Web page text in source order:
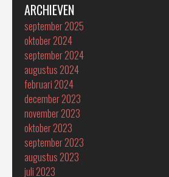
ARCHIEVEN
september 2025
oktober 2024
september 2024
augustus 2024
februari 2024
december 2023
november 2023
oktober 2023
september 2023
augustus 2023
juli 2023